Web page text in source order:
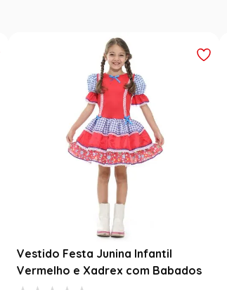
Vestido Festa Junina Infantil
Vermelho e Xadrex com Babados